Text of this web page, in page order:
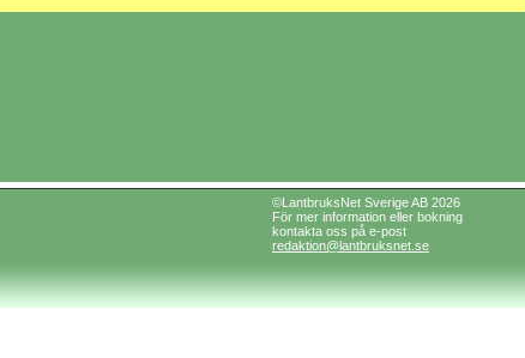
©LantbruksNet Sverige AB 2026
För mer information eller bokning
kontakta oss på e-post
redaktion@lantbruksnet.se